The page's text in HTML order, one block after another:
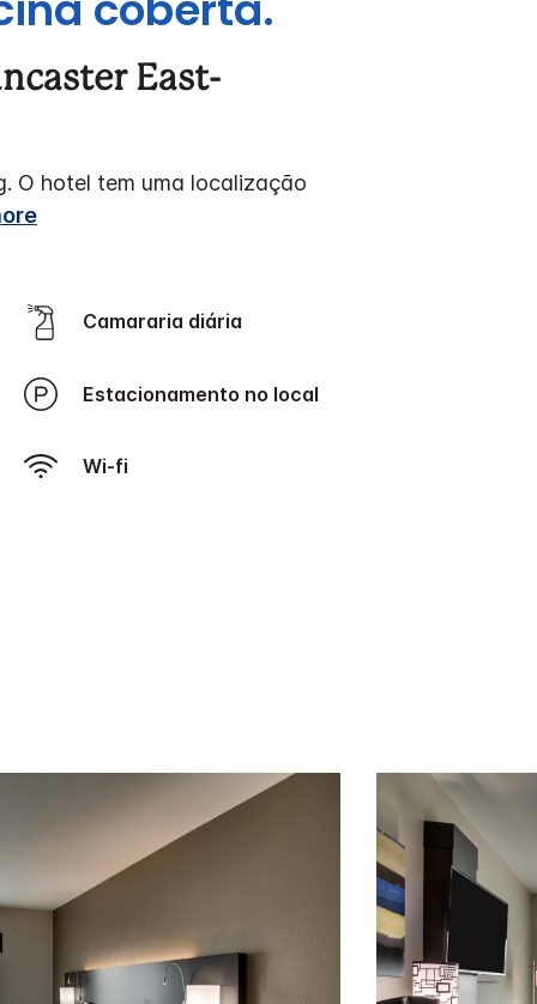
East-
O hotel tem uma localização
Camararia diária
Estacionamento no local
Wi-fi